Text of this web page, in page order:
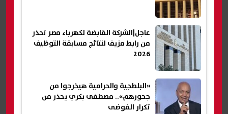
عاجل|الشركة القابضة لكهرباء مصر تحذر
من رابط مزيف لنتائج مسابقة التوظيف
2026
«البلطجية والحرامية هيخرجوا من
جحورهم».. مصطفى بكري يحذر من
تكرار الفوضى